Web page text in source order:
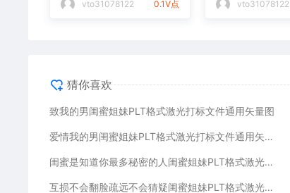
vto31078122 0.1V点 vto31078122
猜你喜欢
致我的男闺蜜姐妹PLT格式激光打标文件通用矢量图
爱情我的男闺蜜姐妹PLT格式激光打标文件通用矢量图
闺蜜是知道你最多秘密的人闺蜜姐妹PLT格式激光打标文件通用矢量图
互损不会翻脸疏远不会猜疑闺蜜姐妹PLT格式激光打标文件通用矢量图